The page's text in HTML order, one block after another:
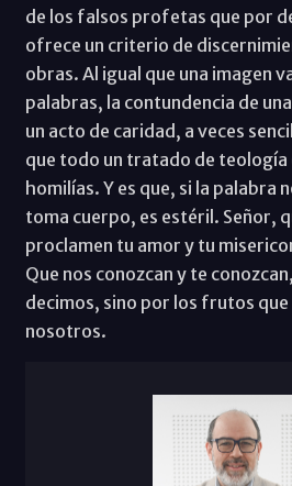
de los falsos profetas que por
ofrece un criterio de
obras. Al igual que una imagen
palabras, la contundencia de
un acto de caridad, a veces
que todo un tratado de teología
homilías. Y es que, si la palabra
toma cuerpo, es estéril. Señor,
proclamen tu amor y tu
Que nos conozcan y te
decimos, sino por los frutos que
nosotros.